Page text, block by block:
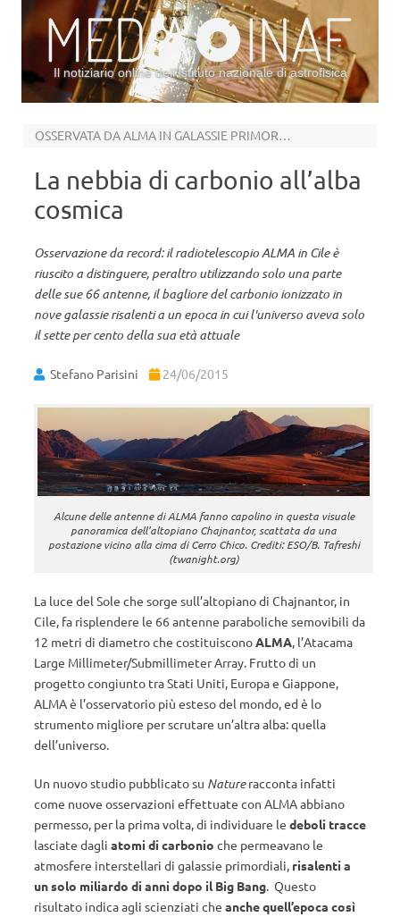
Il notiziario online dell’Istituto nazionale di astrofisica
OSSERVATA DA ALMA IN GALASSIE PRIMORDIALI
La nebbia di carbonio all’alba
cosmica
Osservazione da record: il radiotelescopio ALMA in Cile è
riuscito a distinguere, peraltro utilizzando solo una parte
delle sue 66 antenne, il bagliore del carbonio ionizzato in
nove galassie risalenti a un epoca in cui l'universo aveva solo
il sette per cento della sua età attuale
Stefano Parisini 24/06/2015
Alcune delle antenne di ALMA fanno capolino in questa visuale
panoramica dell’altopiano Chajnantor, scattata da una
postazione vicino alla cima di Cerro Chico. Crediti: ESO/B. Tafreshi
(twanight.org)
La luce del Sole che sorge sull’altopiano di Chajnantor, in
Cile, fa risplendere le 66 antenne paraboliche semovibili da
12 metri di diametro che costituisconoALMA, l’Atacama
Large Millimeter/Submillimeter Array. Frutto di un
progetto congiunto tra Stati Uniti, Europa e Giappone,
ALMA è l’osservatorio più esteso del mondo, ed è lo
strumento migliore per scrutare un’altra alba: quella
dell’universo.
Un nuovo studio pubblicato su Natureracconta infatti
come nuove osservazioni effettuate con ALMA abbiano
permesso, per la prima volta, di individuare le deboli tracce
lasciate dagli atomi di carbonio che permeavano le
atmosfere interstellari di galassie primordiali, risalenti a
un solo miliardo di anni dopo il Big Bang. Questo
risultato indica agli scienziati che anche quell’epoca così